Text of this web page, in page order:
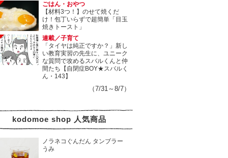
ごはん・おやつ
【材料3つ！】のせて焼くだ
け！包丁いらずで超簡単「目玉
焼きトースト」
連載／子育て
「タイヤは純正ですか？」新し
い教育実習の先生に、ユニーク
な質問で攻めるスバルくんと仲
間たち【自閉症BOY★スバルく
ん・143】
（7/31～8/7）
kodomoe shop 人気商品
ノラネコぐんだん タンブラー
うみ